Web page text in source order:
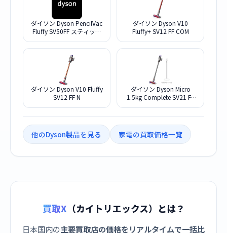
ダイソン Dyson PencilVac
Fluffy SV50FF スティック
機
ダイソン Dyson V10
Fluffy+ SV12 FF COM
ダイソン Dyson V10 Fluffy
SV12 FF N
ダイソン Dyson Micro
1.5kg Complete SV21 FF
他のDyson製品を見る 家電の買取価格一覧
買取X （カイトリエックス）とは？
日本国内の主要買取店の価格をリアルタイムで一括比